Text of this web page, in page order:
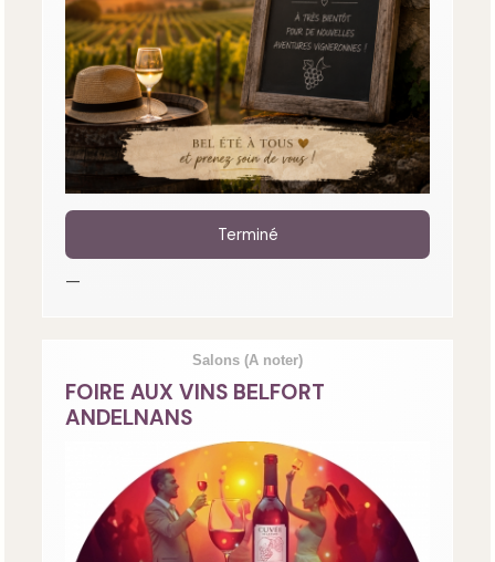
Terminé
—
Salons (A noter)
FOIRE AUX VINS BELFORT
ANDELNANS